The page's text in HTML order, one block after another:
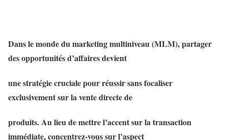
Dans le monde du marketing multiniveau (MLM), partager
des opportunités d’affaires devient
une stratégie cruciale pour réussir sans focaliser
exclusivement sur la vente directe de
produits. Au lieu de mettre l’accent sur la transaction
immédiate, concentrez-vous sur l’aspect